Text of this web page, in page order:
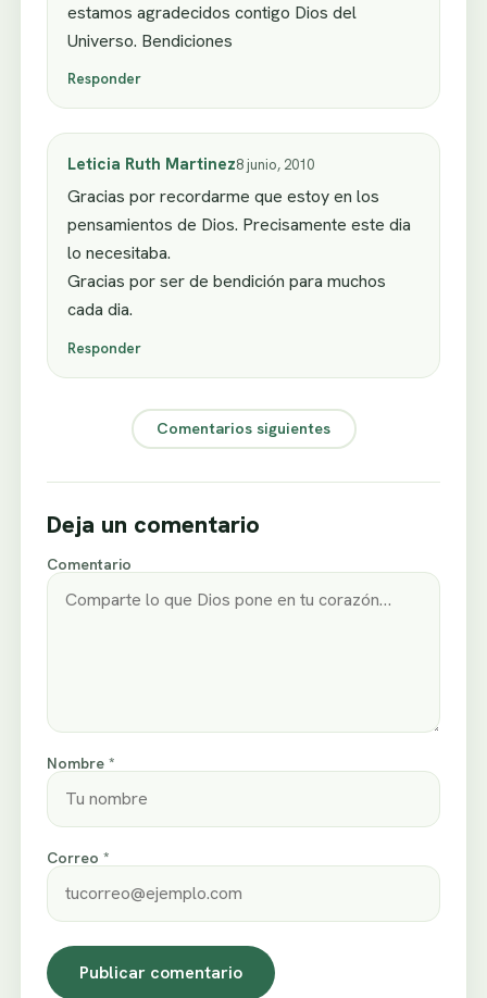
estamos agradecidos contigo Dios del
Universo. Bendiciones
Responder
Leticia Ruth Martinez8 junio, 2010
Gracias por recordarme que estoy en los
pensamientos de Dios. Precisamente este dia
lo necesitaba.
Gracias por ser de bendición para muchos
cada dia.
Responder
Comentarios siguientes
Deja un comentario
Comentario
Nombre *
Correo *